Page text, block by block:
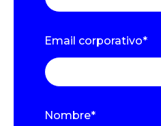
Email corporativo*
Nombre*